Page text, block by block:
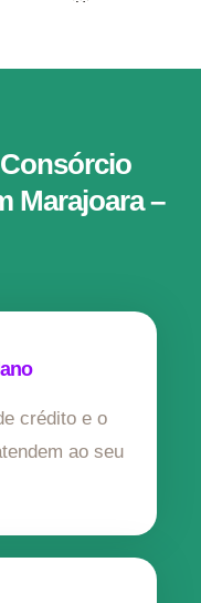
Marajoara –
crédito e o
ao seu